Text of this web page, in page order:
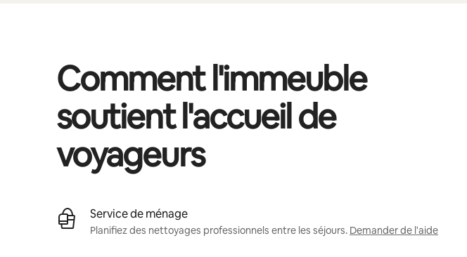
Comment l'immeuble
soutient l'accueil de
voyageurs
Service de ménage
Planifiez des nettoyages professionnels entre les séjours. Demander de l'aide